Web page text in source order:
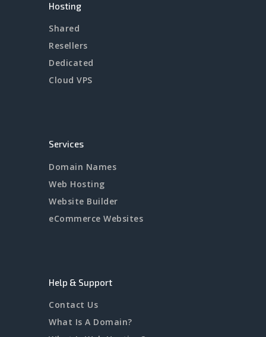
Hosting
Shared
Resellers
Dedicated
Cloud VPS
Services
Domain Names
Web Hosting
Website Builder
eCommerce Websites
Help & Support
Contact Us
What Is A Domain?